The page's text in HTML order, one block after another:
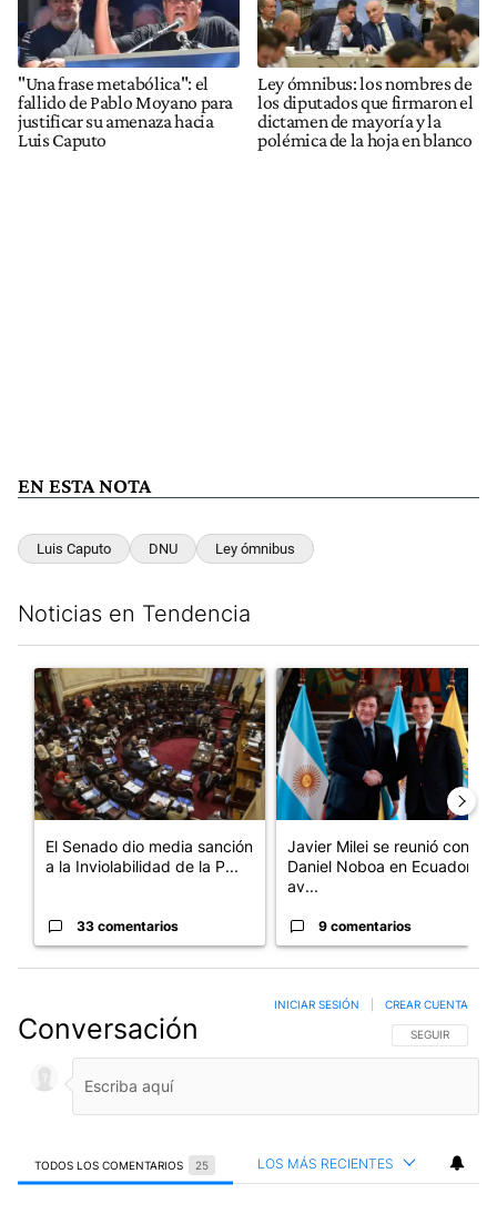
"Una frase metabólica": el
fallido de Pablo Moyano para
justificar su amenaza hacia
Luis Caputo
Ley ómnibus: los nombres de
los diputados que firmaron el
dictamen de mayoría y la
polémica de la hoja en blanco
EN ESTA NOTA
Luis Caputo DNU Ley ómnibus
Noticias en Tendencia
Un artículo de tendencia con el título "El Senado dio media
El Senado dio media sanción
a la Inviolabilidad de la P...
33 comentarios
Un artículo de tendencia con
Javier Milei se reunió con
Daniel Noboa en Ecuador y
av...
9 comentarios
Conversación SIGA ESTA
SEGUIR
INICIAR SESIÓN CREAR CUENTA
TODOS LOS COMENTARIOS 25 LOS MÁS RECIENTES